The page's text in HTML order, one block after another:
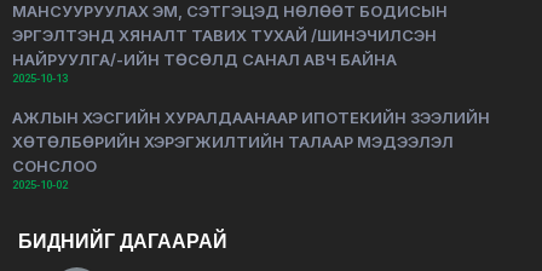
МАНСУУРУУЛАХ ЭМ, СЭТГЭЦЭД НӨЛӨӨТ БОДИСЫН
ЭРГЭЛТЭНД ХЯНАЛТ ТАВИХ ТУХАЙ /ШИНЭЧИЛСЭН
НАЙРУУЛГА/-ИЙН ТӨСӨЛД САНАЛ АВЧ БАЙНА
2025-10-13
АЖЛЫН ХЭСГИЙН ХУРАЛДААНААР ИПОТЕКИЙН ЗЭЭЛИЙН
ХӨТӨЛБӨРИЙН ХЭРЭГЖИЛТИЙН ТАЛААР МЭДЭЭЛЭЛ
СОНСЛОО
2025-10-02
БИДНИЙГ ДАГААРАЙ